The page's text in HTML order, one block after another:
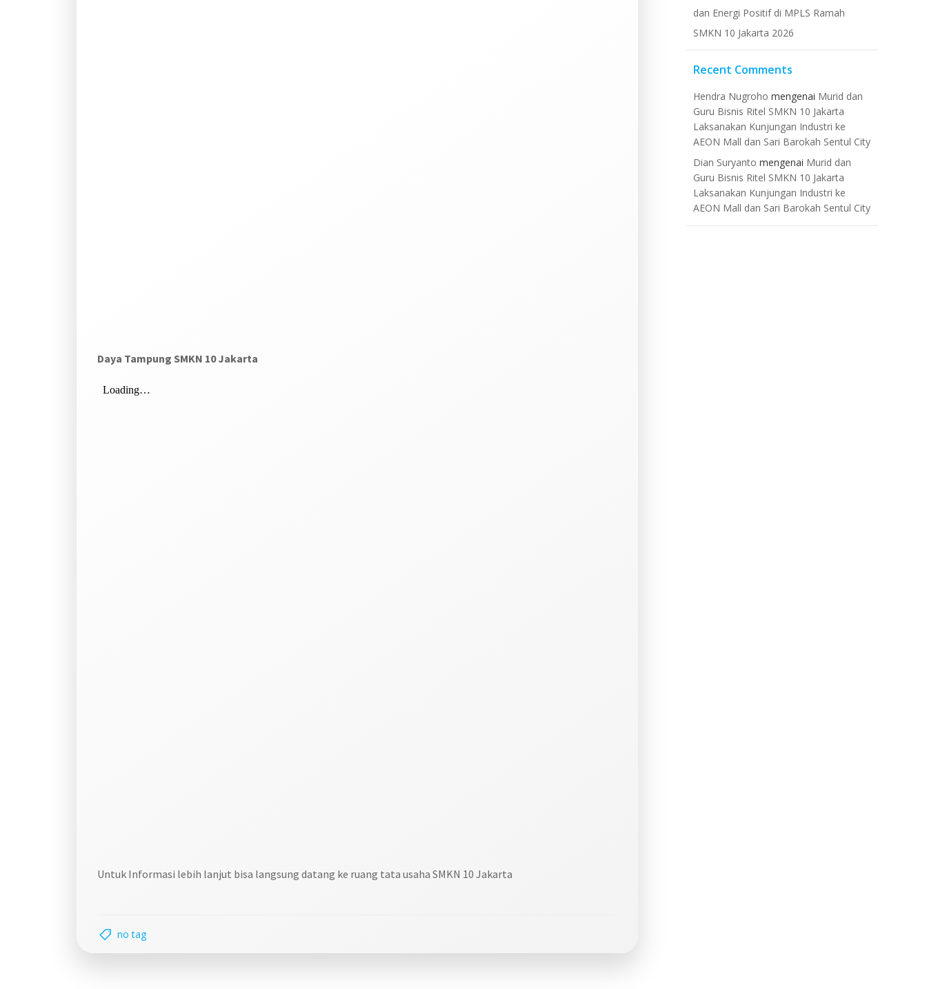
Daya Tampung SMKN 10 Jakarta
Untuk Informasi lebih lanjut bisa langsung datang ke ruang tata usaha SMKN 10 Jakarta
no tag
dan Energi Positif di MPLS Ramah
SMKN 10 Jakarta 2026
Recent Comments
Hendra Nugroho mengenai Murid dan
Guru Bisnis Ritel SMKN 10 Jakarta
Laksanakan Kunjungan Industri ke
AEON Mall dan Sari Barokah Sentul City
Dian Suryanto mengenai Murid dan
Guru Bisnis Ritel SMKN 10 Jakarta
Laksanakan Kunjungan Industri ke
AEON Mall dan Sari Barokah Sentul City